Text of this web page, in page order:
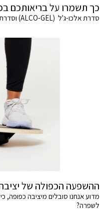
כך תשמרו על בריאותכם
סדרת אלכו-ג'ל (ALCO-GEL) וסדרת אלכו-ג'ל PHARMA WIPES
ההשפעה הכפולה של
מדוע אנחנו סובלים מיציבה כפופה,
לשפרה?